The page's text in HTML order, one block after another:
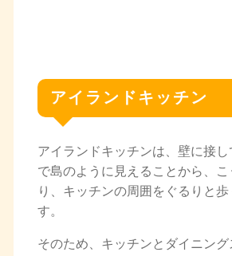
アイランドキッチン
アイランドキッチンは、壁に接
で島のように見えることから、
り、キッチンの周囲をぐるりと歩
す。
そのため、キッチンとダイニン